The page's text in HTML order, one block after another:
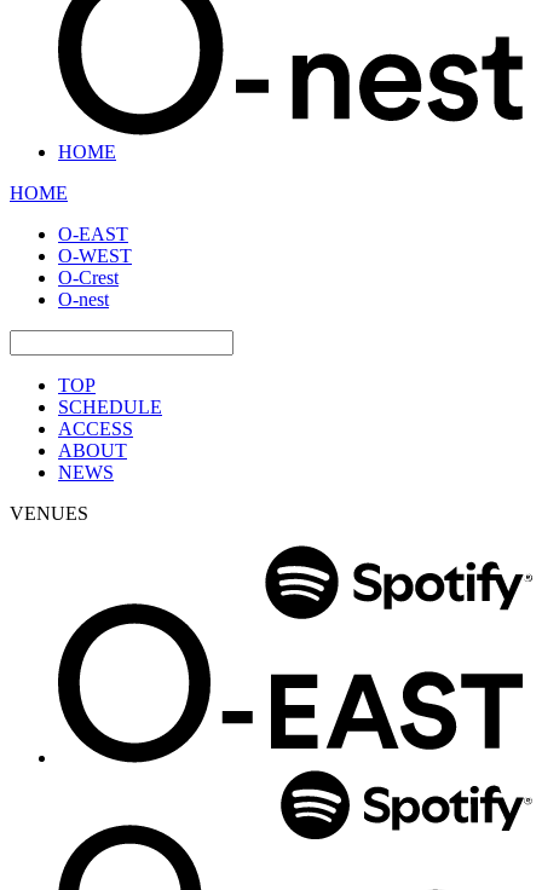
HOME
HOME
O-EAST
O-WEST
O-Crest
O-nest
TOP
SCHEDULE
ACCESS
ABOUT
NEWS
VENUES